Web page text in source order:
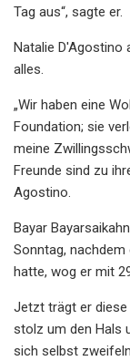
Tag aus“, sagte er.
Natalie D'Agostino
alles.
„Wir haben eine
Foundation; sie
meine
Freunde sind zu
Agostino.
Bayar
Sonntag,
hatte, wog er mit
Jetzt trägt er diese
stolz um den Hals
sich selbst